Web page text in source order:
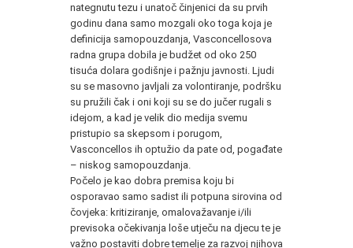
nategnutu tezu i unatoč činjenici da su prvih
godinu dana samo mozgali oko toga koja je
definicija samopouzdanja, Vasconcellosova
radna grupa dobila je budžet od oko 250
tisuća dolara godišnje i pažnju javnosti. Ljudi
su se masovno javljali za volontiranje, podršku
su pružili čak i oni koji su se do jučer rugali s
idejom, a kad je velik dio medija svemu
pristupio sa skepsom i porugom,
Vasconcellos ih optužio da pate od, pogađate
– niskog samopouzdanja.
Počelo je kao dobra premisa koju bi
osporavao samo sadist ili potpuna sirovina od
čovjeka: kritiziranje, omalovažavanje i/ili
previsoka očekivanja loše utječu na djecu te je
važno postaviti dobre temelje za razvoj njihova